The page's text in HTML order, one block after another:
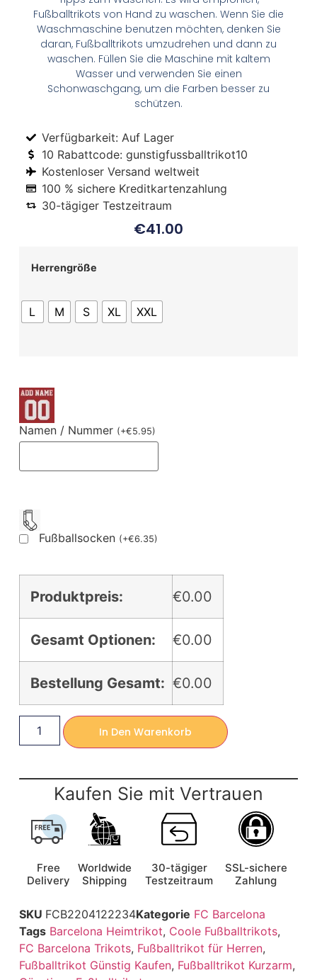
Fußballtrikots von Hand zu waschen. Wenn Sie die
Waschmaschine benutzen möchten, denken Sie
daran, Fußballtrikots umzudrehen und dann zu
waschen. Füllen Sie die Maschine mit kaltem
Wasser und verwenden Sie einen
Schonwaschgang, um die Farben besser zu
schützen.
Verfügbarkeit: Auf Lager
10 Rabattcode: gunstigfussballtrikot10
Kostenloser Versand weltweit
100 % sichere Kreditkartenzahlung
30-tägiger Testzeitraum
€41.00
Herrengröße
L M S XL XXL
Namen / Nummer (+€5.95)
Fußballsocken (+€6.35)
Produktpreis: €0.00
Gesamt Optionen: €0.00
Bestellung Gesamt: €0.00
In Den Warenkorb
Kaufen Sie mit Vertrauen
Free
Delivery
Worldwide
Shipping
30-tägiger
Testzeitraum
SSL-sichere
Zahlung
SKU FCB2204122234Kategorie FC Barcelona
Tags Barcelona Heimtrikot, Coole Fußballtrikots,
FC Barcelona Trikots, Fußballtrikot für Herren,
Fußballtrikot Günstig Kaufen, Fußballtrikot Kurzarm,